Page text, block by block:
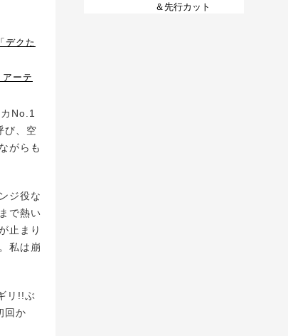
デクた
ーテ
No.1
び、空
がらも
ジ役な
で熱い
止まり
私は崩
リ!!ぶ
回か
＆先行カット